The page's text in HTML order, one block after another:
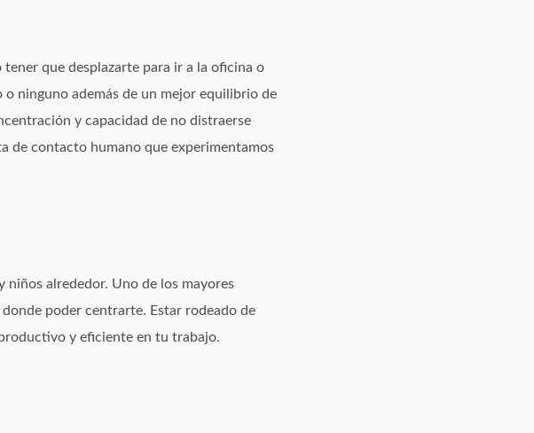
que desplazarte para ir a la oficina o
ninguno además de un mejor equilibrio de
y capacidad de no distraerse
de contacto humano que experimentamos
niños alrededor. Uno de los mayores
poder centrarte. Estar rodeado de
y eficiente en tu trabajo.